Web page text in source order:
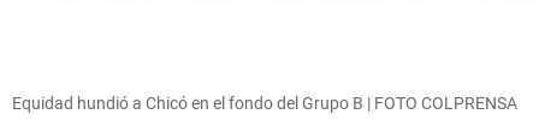
Equidad hundió a Chicó en el fondo del Grupo B | FOTO COLPRENSA